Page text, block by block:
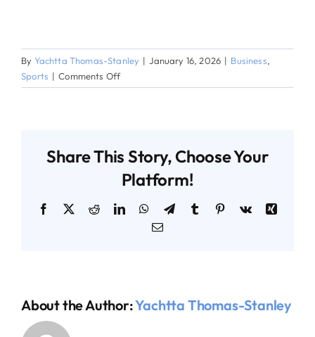
By Yachtta Thomas-Stanley | January 16, 2026 | Business,
Sports | Comments Offon
Nulla
mauris
Share This Story, Choose Your
Platform!
Facebook
X RedditLinkedInWhatsApp
TelegramTumblr Pinterest
Vk
Xing
Email
About the Author:Yachtta Thomas-Stanley